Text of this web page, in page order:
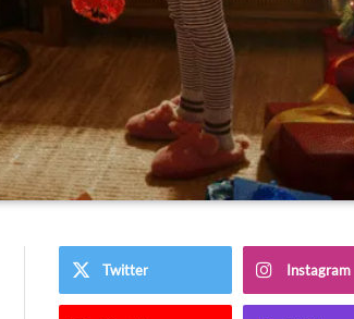
Twitter Instagram